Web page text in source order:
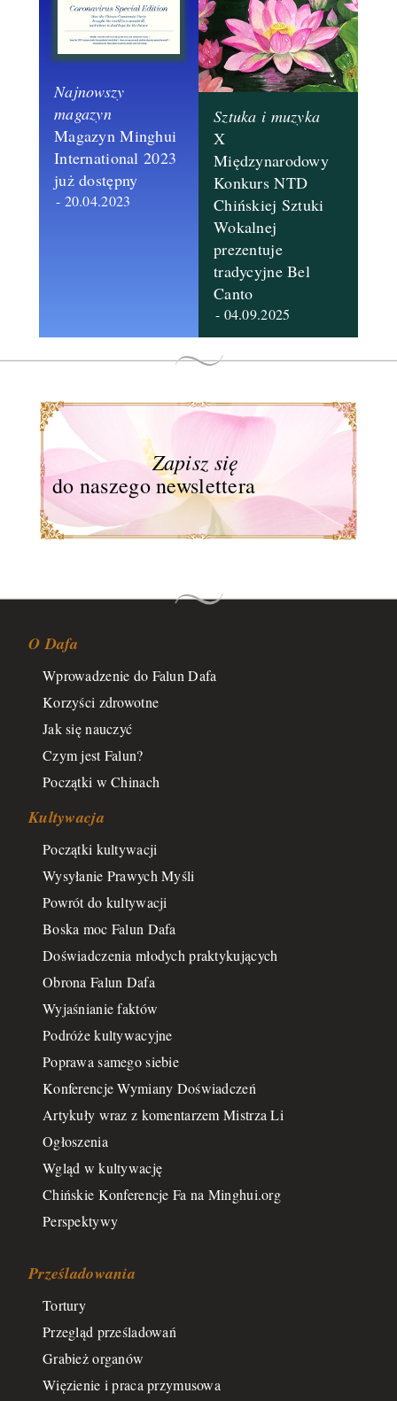
Najnowszy
magazyn
Magazyn Minghui
International 2023 ​
już dostępny
- 20.04.2023
Sztuka i muzyka
X
Międzynarodowy
Konkurs NTD
Chińskiej Sztuki
Wokalnej
prezentuje
tradycyjne Bel
Canto
- 04.09.2025
Zapisz się
do naszego newslettera
O Dafa
Wprowadzenie do Falun Dafa
Korzyści zdrowotne
Jak się nauczyć
Czym jest Falun?
Początki w Chinach
Kultywacja
Początki kultywacji
Wysyłanie Prawych Myśli
Powrót do kultywacji
Boska moc Falun Dafa
Doświadczenia młodych praktykujących
Obrona Falun Dafa
Wyjaśnianie faktów
Podróże kultywacyjne
Poprawa samego siebie
Konferencje Wymiany Doświadczeń
Artykuły wraz z komentarzem Mistrza Li
Ogłoszenia
Wgląd w kultywację
Chińskie Konferencje Fa na Minghui.org
Perspektywy
Prześladowania
Tortury
Przegląd prześladowań
Grabież organów
Więzienie i praca przymusowa